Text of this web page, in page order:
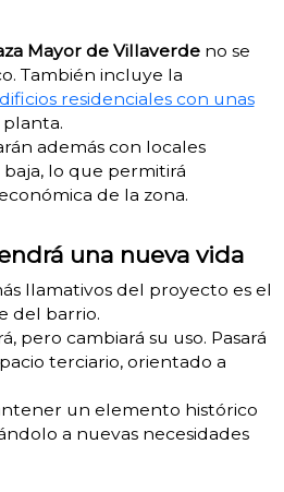
Mayor de Villaverdeno se
También incluye la
residenciales con unas
además con locales
lo que permitirá
de la zona.
una nueva vida
llamativos del proyecto es el
del barrio.
pero cambiará su uso. Pasará
terciario, orientado a
un elemento histórico
a nuevas necesidades